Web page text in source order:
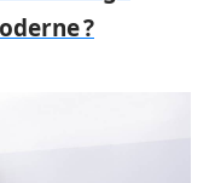
?